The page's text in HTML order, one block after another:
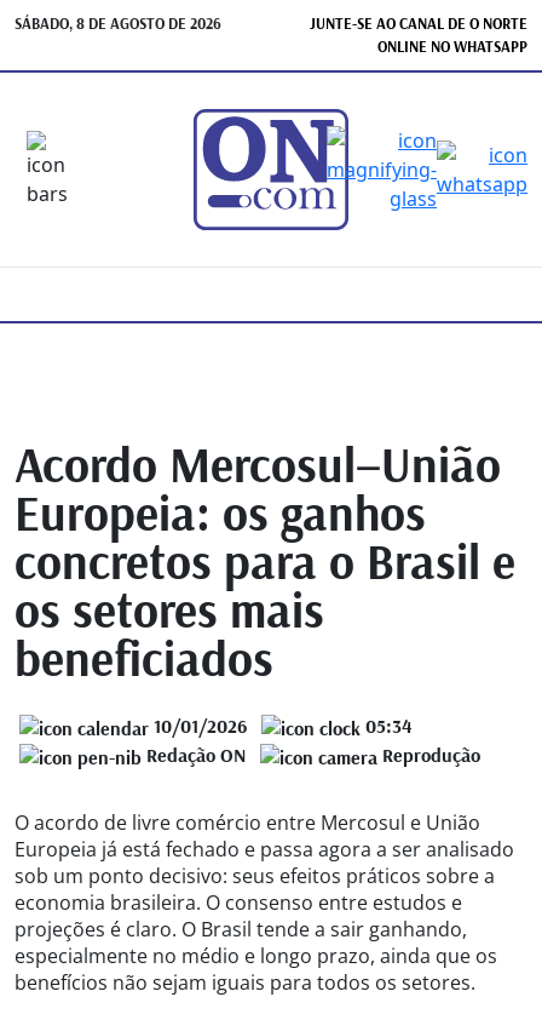
SÁBADO, 8 DE AGOSTO DE 2026
JUNTE-SE AO CANAL DE O NORTE
ONLINE NO WHATSAPP
Acordo Mercosul–União
Europeia: os ganhos
concretos para o Brasil e
os setores mais
beneficiados
10/01/2026
05:34
Redação ON
Reprodução
O acordo de livre comércio entre Mercosul e União
Europeia já está fechado e passa agora a ser analisado
sob um ponto decisivo: seus efeitos práticos sobre a
economia brasileira. O consenso entre estudos e
projeções é claro. O Brasil tende a sair ganhando,
especialmente no médio e longo prazo, ainda que os
benefícios não sejam iguais para todos os setores.